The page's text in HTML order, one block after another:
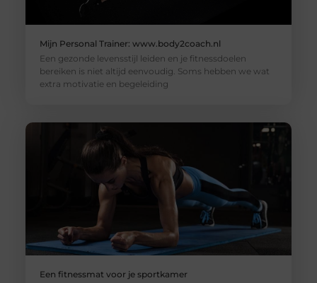
Mijn Personal Trainer: www.body2coach.nl
Een gezonde levensstijl leiden en je fitnessdoelen
bereiken is niet altijd eenvoudig. Soms hebben we wat
extra motivatie en begeleiding
Een fitnessmat voor je sportkamer